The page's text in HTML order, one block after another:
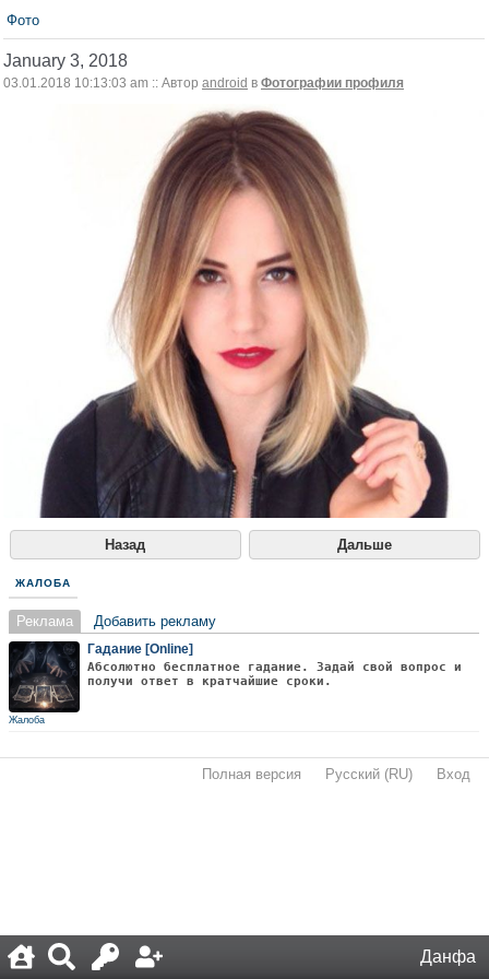
Данфа
Фото
January 3, 2018
03.01.2018 10:13:03 am :: Автор android в Фотографии профиля
Назад Дальше
ЖАЛОБА
Реклама Добавить рекламу
Гадание [Online]
Абсолютно бесплатное гадание. Задай свой вопрос и
получи ответ в кратчайшие сроки.
Жалоба
Полная версия Русский (RU) Вход